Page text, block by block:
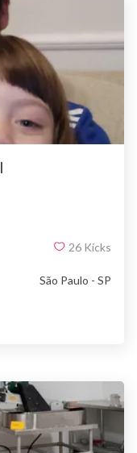
26 Kicks
São Paulo - SP